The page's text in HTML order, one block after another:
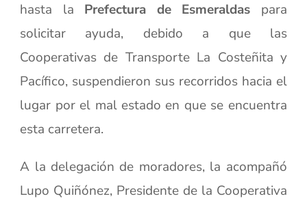
hasta la Prefectura de Esmeraldas para
solicitar ayuda, debido a que las
Cooperativas de Transporte La Costeñita y
Pacífico, suspendieron sus recorridos hacia el
lugar por el mal estado en que se encuentra
esta carretera.
A la delegación de moradores, la acompañó
Lupo Quiñónez, Presidente de la Cooperativa